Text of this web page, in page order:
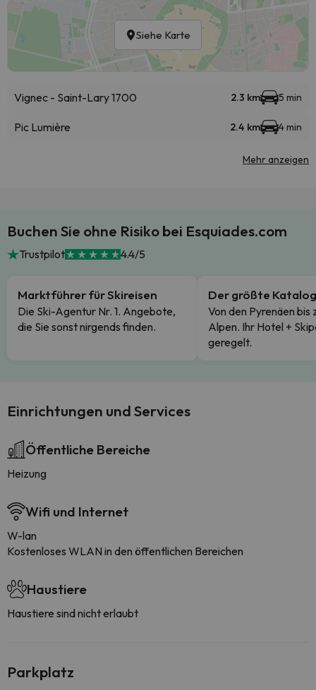
Siehe Karte
Vignec - Saint-Lary 1700 2.3 km 5 min
Pic Lumière 2.4 km 4 min
Mehr anzeigen
Buchen Sie ohne Risiko bei Esquiades.com
Trustpilot 4.4/5
Marktführer für Skireisen
Die Ski-Agentur Nr. 1. Angebote,
die Sie sonst nirgends finden.
Der größte Katalog
Von den Pyrenäen bis
Alpen. Ihr Hotel +
geregelt.
Einrichtungen und Services
Öffentliche Bereiche
Heizung
Wifi und Internet
W-lan
Kostenloses WLAN in den öffentlichen Bereichen
Haustiere
Haustiere sind nicht erlaubt
Parkplatz